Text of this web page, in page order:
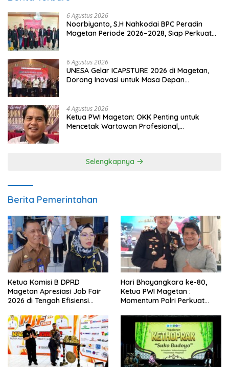
6 Agustus 2026
Noorbiyanto, S.H Nahkodai BPC Peradin
Magetan Periode 2026–2028, Siap Perkuat
6 Agustus 2026
UNESA Gelar ICAPSTURE 2026 di Magetan,
Dorong Inovasi untuk Masa Depan
4 Agustus 2026
Ketua PWI Magetan: OKK Penting untuk
Mencetak Wartawan Profesional,
Selengkapnya
Berita Pemerintahan
Ketua Komisi B DPRD
Magetan Apresiasi Job Fair
2026 di Tengah Efisiensi
Hari Bhayangkara ke-80,
Ketua PWI Magetan :
Momentum Polri Perkuat